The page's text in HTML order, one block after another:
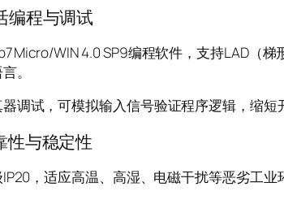
编程与调试
Micro/WIN 4.0 SP9编程软件，支持LAD（
。
调试，可模拟输入信号验证程序逻辑，缩短
性与稳定性
，适应高温、高湿、电磁干扰等恶劣工业